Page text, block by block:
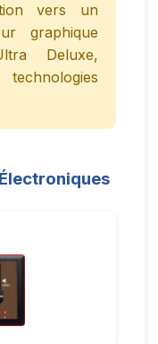
vers un
graphique
Deluxe,